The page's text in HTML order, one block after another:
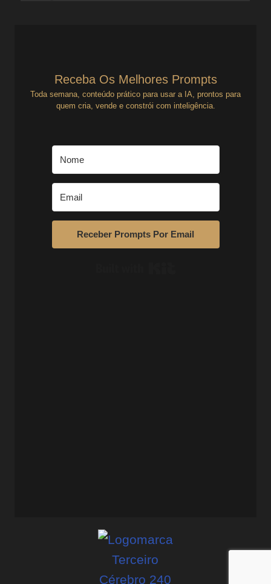
Receba Os Melhores Prompts
Toda semana, conteúdo prático para usar a IA, prontos para
quem cria, vende e constrói com inteligência.
Receber Prompts Por Email